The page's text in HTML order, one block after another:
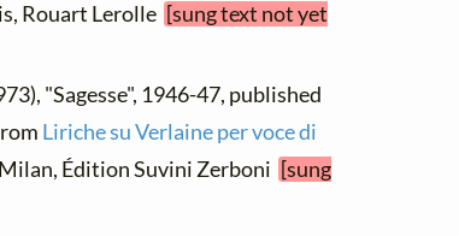
Rouart Lerolle [sung text not yet
"Sagesse", 1946-47, published
Liriche su Verlaine per voce di
Milan, Édition Suvini Zerboni [sung